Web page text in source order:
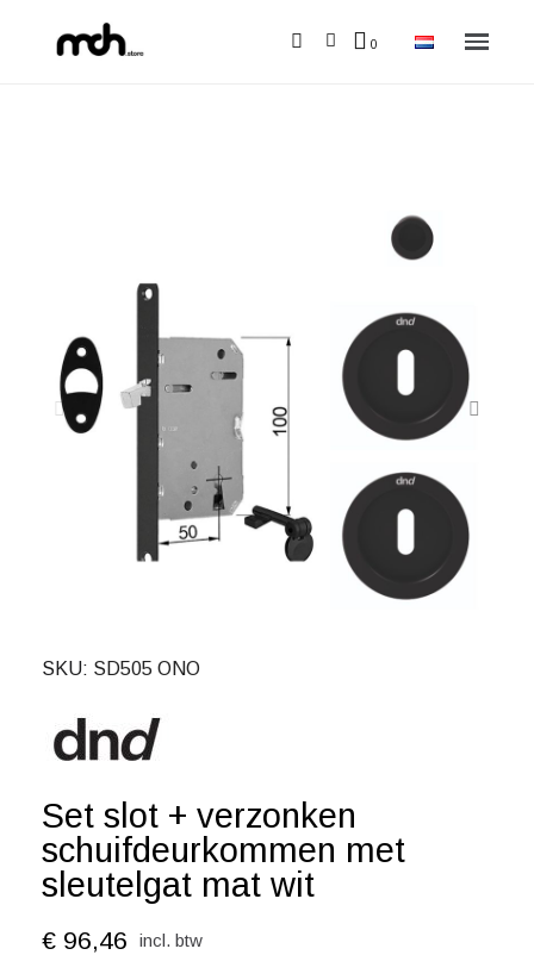
SKU SD505 ONO
Set slot + verzonken
schuifdeurkommen met
sleutelgat mat wit
€ 96,46 incl. btw